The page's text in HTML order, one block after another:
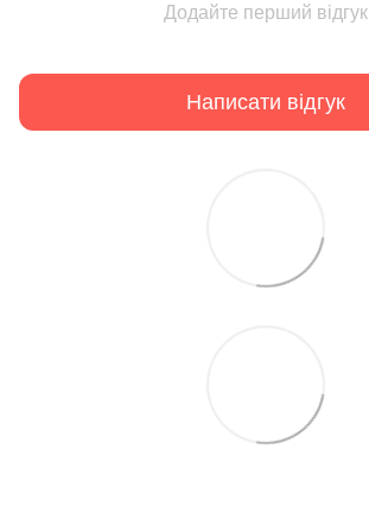
Додайте перший відгук
Написати відгук